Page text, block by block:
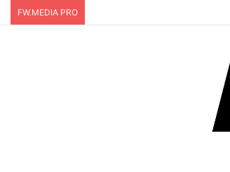
FW.MEDIA PRO